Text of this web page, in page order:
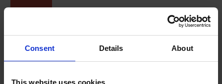
Consent Details About
This website uses cookies
দল দেখুন
UKROEd সম্পর্কে সব জানুন: